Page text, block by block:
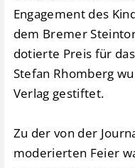
Engagement des
dem Bremer
dotierte Preis für
Stefan Rhomberg
Verlag gestiftet.
Zu der von der
moderierten Feier